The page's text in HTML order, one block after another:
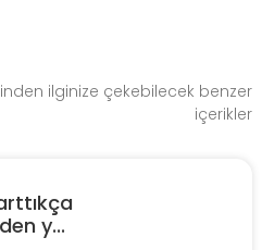
ilginize çekebilecek benzer
içerikler
y...